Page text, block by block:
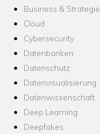
Business & Strategie
Cloud
Cybersecurity
Datenbanken
Datenschutz
Datenvisualisierung
Datenwissenschaft
Deep Learning
Deepfakes